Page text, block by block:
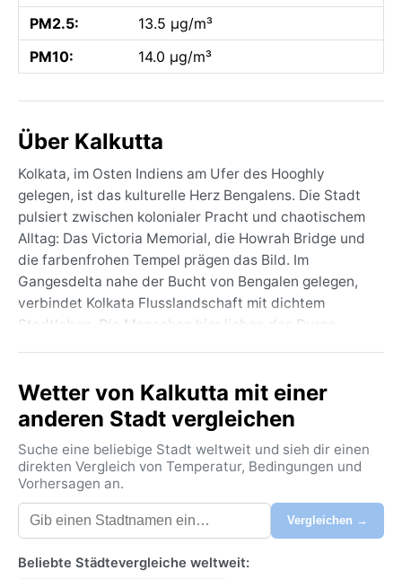
PM2.5:
13.5 µg/m³
PM10:
14.0 µg/m³
Über Kalkutta
Kolkata, im Osten Indiens am Ufer des Hooghly
gelegen, ist das kulturelle Herz Bengalens. Die Stadt
pulsiert zwischen kolonialer Pracht und chaotischem
Alltag: Das Victoria Memorial, die Howrah Bridge und
die farbenfrohen Tempel prägen das Bild. Im
Gangesdelta nahe der Bucht von Bengalen gelegen,
verbindet Kolkata Flusslandschaft mit dichtem
Stadtleben. Die Menschen hier lieben das Durga-
Nach der Köppen-Klassifikation herrscht hier ein
tropisches Savannenklima (Aw). Die Sommer von
März bis Juni sind brütend heiß und schwül, mit
Spitzenwerten über 40 °C. Der Südwestmonsun
bringt von Juni bis September sintflutartige
Regenfälle und eine Luftfeuchtigkeit, die oft 80
Prozent übersteigt. Die Winter hingegen (Dezember
Tagestemperaturen um 20–25 °C, die Nächte können
Wetter von Kalkutta mit einer
anderen Stadt vergleichen
Suche eine beliebige Stadt weltweit und sieh dir einen
direkten Vergleich von Temperatur, Bedingungen und
Vorhersagen an.
Vergleichen →
Beliebte Städtevergleiche weltweit: